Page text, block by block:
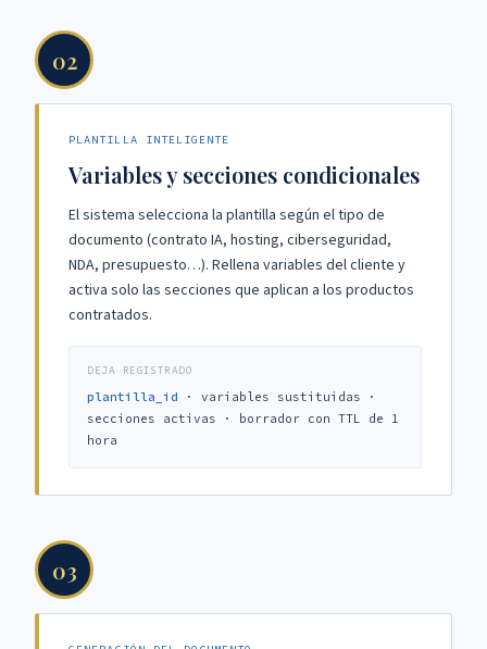
02
PLANTILLA INTELIGENTE
Variables y secciones condicionales
El sistema selecciona la plantilla según el tipo de
documento (contrato IA, hosting, ciberseguridad,
NDA, presupuesto…). Rellena variables del cliente y
activa solo las secciones que aplican a los productos
contratados.
DEJA REGISTRADO
plantilla_id · variables sustituidas ·
secciones activas · borrador con TTL de 1
hora
03